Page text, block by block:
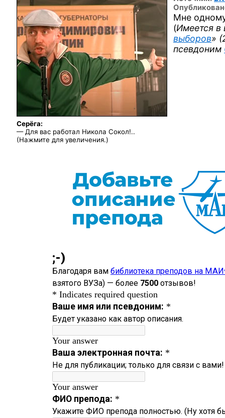
Серёга:
— Для вас работал Никола Сокол!..
(Нажмите для увеличения.)
Мне
(Имеется в
выборов»
псевдоним